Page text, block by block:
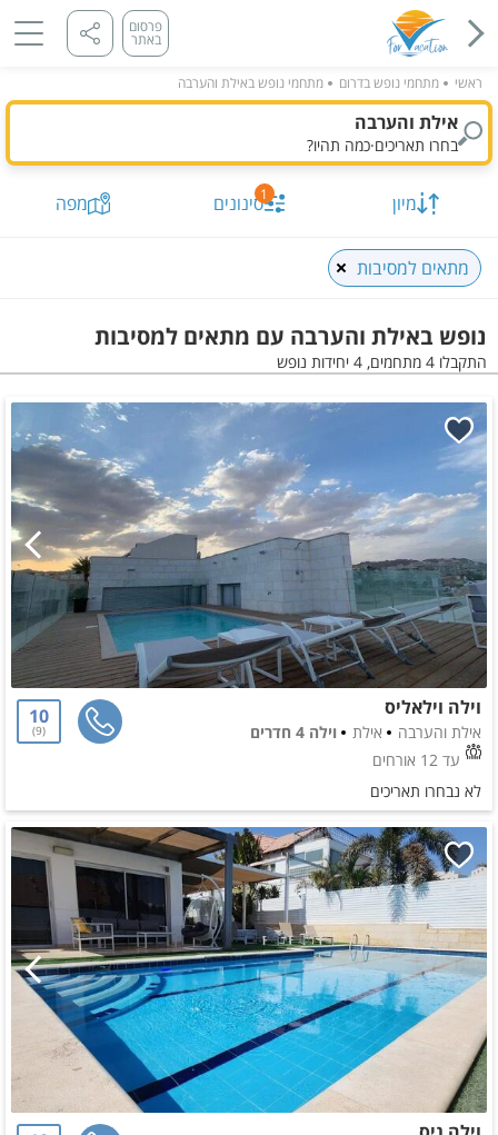
פרסום
באתר
ראשי מתחמי נופש בדרום מתחמי נופש באילת והערבה
אילת והערבה
בחרו תאריכים·כמה תהיו?
מיון 1סינונים מפה
מתאים למסיבות
נופש באילת והערבה עם מתאים למסיבות
התקבלו 4 מתחמים, 4 יחידות נופש
תאריך מבוקש
כמות נופשים וחדרים מיון לפי התקבלו4מתחמים, 4 יחידות
סינונים שנבחרו
הצג על
וילה וילאליס
אילת והערבה אילת
וילה 4 חדרים
עד 12 אורחים
10
9
לא נבחרו תאריכים